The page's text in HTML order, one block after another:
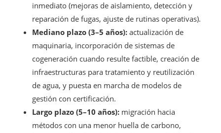
inmediato (mejoras de aislamiento, detección y
reparación de fugas, ajuste de rutinas operativas).
Mediano plazo (3–5 años): actualización de
maquinaria, incorporación de sistemas de
cogeneración cuando resulte factible, creación de
infraestructuras para tratamiento y reutilización
de agua, y puesta en marcha de modelos de
gestión con certificación.
Largo plazo (5–10 años): migración hacia
métodos con una menor huella de carbono,